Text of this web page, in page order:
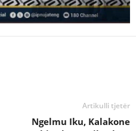
Artikulli tjetër
Ngelmu Iku, Kalakone